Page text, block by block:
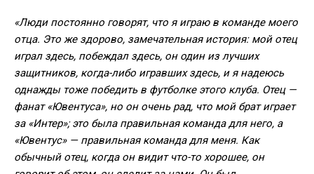
«Люди постоянно говорят, что я играю в команде моего
отца. Это же здорово, замечательная история: мой отец
играл здесь, побеждал здесь, он один из лучших
защитников, когда-либо игравших здесь, и я надеюсь
однажды тоже победить в футболке этого клуба. Отец —
фанат «Ювентуса», но он очень рад, что мой брат играет
за «Интер»; это была правильная команда для него, а
«Ювентус» — правильная команда для меня. Как
обычный отец, когда он видит что-то хорошее, он